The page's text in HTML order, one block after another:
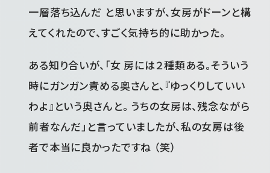
一層落ち込んだ と思いますが、女房がドーンと構
えてくれたので、すごく気持ち的に助かった。
ある知り合いが、「女 房には２種類ある。そういう
時にガンガン責める奥さんと、『ゆっくりしていい
わよ』という奥さんと。 うちの女房は、残念ながら
前者なんだ」と言っていましたが、私の女房は後
者で本当に良かったですね （笑）